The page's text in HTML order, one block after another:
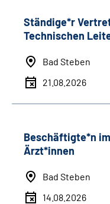
Ständige*r
Technischen
Bad Steben
21.08.2026
Beschäftigte*n
Ärzt*innen
Bad Steben
14.08.2026